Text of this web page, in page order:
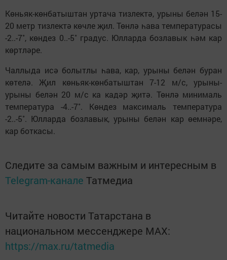
Көньяк-көнбатыштан уртача тизлектә, урыны белән 15-
20 метр тизлектә көчле җил. Төнлә һава температурасы
-2..-7˚, көндез 0..-5˚ градус. Юлларда бозлавык һәм кар
көртләре.
Чаллыда исә болытлы һава, кар, урыны белән буран
көтелә. Җил көньяк-көнбатыштан 7-12 м/с, урыны-
урыны белән 20 м/с ка кадәр җитә. Төнлә минималь
температура -4..-7˚. Көндез максималь температура
-2..-5˚. Юлларда бозлавык, урыны белән кар өемнәре,
кар боткасы.
Следите за самым важным и интересным в
Telegram-канале Татмедиа
Читайте новости Татарстана в
национальном мессенджере MАХ:
https://max.ru/tatmedia